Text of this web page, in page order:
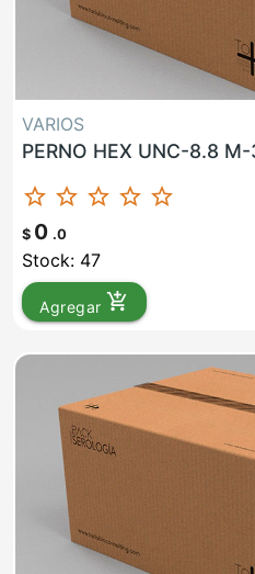
VARIOS
PERNO HEX UNC-8.8
star_border star_border star_border star_border star_border
$ 0 .0
Stock: 47
Agregar add_shopping_cart